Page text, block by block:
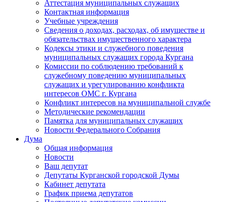
Аттестация муниципальных служащих
Контактная информация
Учебные учреждения
Сведения о доходах, расходах, об имуществе и
обязательствах имущественного характера
Кодексы этики и служебного поведения
муниципальных служащих города Кургана
Комиссии по соблюдению требований к
служебному поведению муниципальных
служащих и урегулированию конфликта
интересов ОМС г. Кургана
Конфликт интересов на муниципальной службе
Методические рекомендации
Памятка для муниципальных служащих
Новости Федерального Cобрания
Дума
Общая информация
Новости
Ваш депутат
Депутаты Курганской городской Думы
Кабинет депутата
График приема депутатов